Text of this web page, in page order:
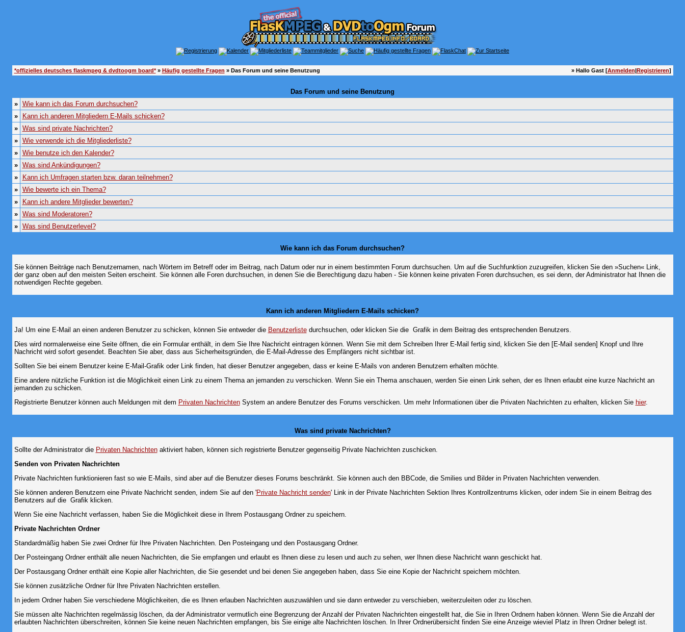
*offizielles deutsches flaskmpeg & dvdtoogm board*» Häufig gestellte Fragen » Das Forum und seine Benutzung » Hallo Gast [Anmelden|Registrieren]
Das Forum und seine Benutzung
»
Wie kann ich das Forum durchsuchen?
»
Kann ich anderen Mitgliedern E-Mails schicken?
»
Was sind private Nachrichten?
»
Wie verwende ich die Mitgliederliste?
»
Wie benutze ich den Kalender?
»
Was sind Ankündigungen?
»
Kann ich Umfragen starten bzw. daran teilnehmen?
»
Wie bewerte ich ein Thema?
»
Kann ich andere Mitglieder bewerten?
»
Was sind Moderatoren?
»
Was sind Benutzerlevel?
Wie kann ich das Forum durchsuchen?
Sie können Beiträge nach Benutzernamen, nach Wörtern im Betreff oder im Beitrag, nach Datum oder nur in einem bestimmten Forum durchsuchen. Um auf die Suchfunktion zuzugreifen, klicken Sie den »Suchen« Link,
der ganz oben auf den meisten Seiten erscheint. Sie können alle Foren durchsuchen, in denen Sie die Berechtigung dazu haben - Sie können keine privaten Foren durchsuchen, es sei denn, der Administrator hat Ihnen die
notwendigen Rechte gegeben.
Kann ich anderen Mitgliedern E-Mails schicken?
Ja! Um eine E-Mail an einen anderen Benutzer zu schicken, können Sie entweder die Benutzerlistedurchsuchen, oder klicken Sie die Grafik in dem Beitrag des entsprechenden Benutzers.
Dies wird normalerweise eine Seite öffnen, die ein Formular enthält, in dem Sie Ihre Nachricht eintragen können. Wenn Sie mit dem Schreiben Ihrer E-Mail fertig sind, klicken Sie den [E-Mail senden] Knopf und Ihre
Nachricht wird sofort gesendet. Beachten Sie aber, dass aus Sicherheitsgründen, die E-Mail-Adresse des Empfängers nicht sichtbar ist.
Sollten Sie bei einem Benutzer keine E-Mail-Grafik oder Link finden, hat dieser Benutzer angegeben, dass er keine E-Mails von anderen Benutzern erhalten möchte.
Eine andere nützliche Funktion ist die Möglichkeit einen Link zu einem Thema an jemanden zu verschicken. Wenn Sie ein Thema anschauen, werden Sie einen Link sehen, der es Ihnen erlaubt eine kurze Nachricht an
jemanden zu schicken.
Registrierte Benutzer können auch Meldungen mit dem Privaten NachrichtenSystem an andere Benutzer des Forums verschicken. Um mehr Informationen über die Privaten Nachrichten zu erhalten, klicken Sie hier.
Was sind private Nachrichten?
Sollte der Administrator die Privaten Nachrichtenaktiviert haben, können sich registrierte Benutzer gegenseitig Private Nachrichten zuschicken.
Senden von Privaten Nachrichten
Private Nachrichten funktionieren fast so wie E-Mails, sind aber auf die Benutzer dieses Forums beschränkt. Sie können auch den BBCode, die Smilies und Bilder in Privaten Nachrichten verwenden.
Sie können anderen Benutzern eine Private Nachricht senden, indem Sie auf den 'Private Nachricht senden' Link in der Private Nachrichten Sektion Ihres Kontrollzentrums klicken, oder indem Sie in einem Beitrag des
Benutzers auf die Grafik klicken.
Wenn Sie eine Nachricht verfassen, haben Sie die Möglichkeit diese in Ihrem Postausgang Ordner zu speichern.
Private Nachrichten Ordner
Standardmäßig haben Sie zwei Ordner für Ihre Privaten Nachrichten. Den Posteingang und den Postausgang Ordner.
Der Posteingang Ordner enthält alle neuen Nachrichten, die Sie empfangen und erlaubt es Ihnen diese zu lesen und auch zu sehen, wer Ihnen diese Nachricht wann geschickt hat.
Der Postausgang Ordner enthält eine Kopie aller Nachrichten, die Sie gesendet und bei denen Sie angegeben haben, dass Sie eine Kopie der Nachricht speichern möchten.
Sie können zusätzliche Ordner für Ihre Privaten Nachrichten erstellen.
In jedem Ordner haben Sie verschiedene Möglichkeiten, die es Ihnen erlauben Nachrichten auszuwählen und sie dann entweder zu verschieben, weiterzuleiten oder zu löschen.
Sie müssen alte Nachrichten regelmässig löschen, da der Administrator vermutlich eine Begrenzung der Anzahl der Privaten Nachrichten eingestellt hat, die Sie in Ihren Ordnern haben können. Wenn Sie die Anzahl der
erlaubten Nachrichten überschreiten, können Sie keine neuen Nachrichten empfangen, bis Sie einige alte Nachrichten löschen. In Ihrer Ordnerübersicht finden Sie eine Anzeige wieviel Platz in Ihren Ordner belegt ist.